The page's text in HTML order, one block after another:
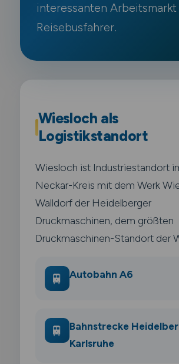
interessanten
Reisebusfahrer.
Wiesloch als
Logistikstandort
Wiesloch ist Industriestandort
Neckar-Kreis mit dem Werk
Walldorf der Heidelberger
Druckmaschinen, dem größten
Druckmaschinen-Standort der
🚆 Autobahn A6
🚆
Bahnstrecke
Karlsruhe